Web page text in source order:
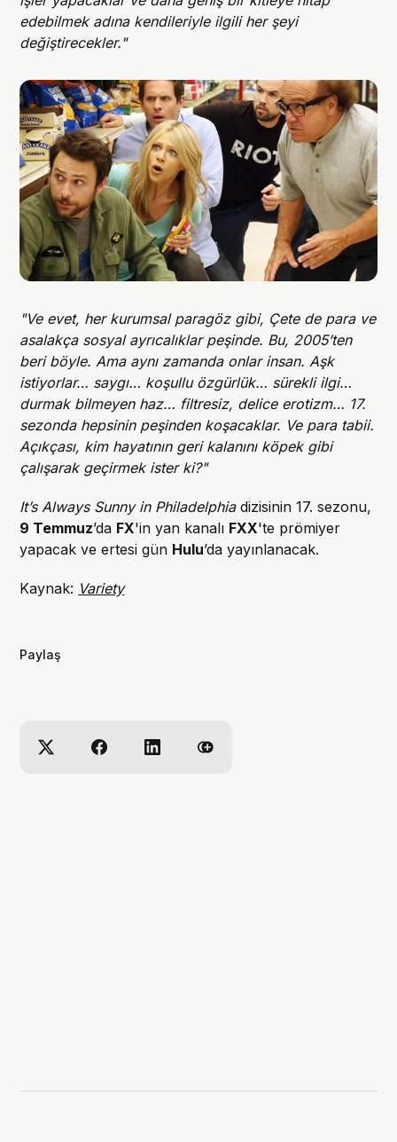
edebilmek adına kendileriyle ilgili her şeyi
değiştirecekler."
"Ve evet, her kurumsal paragöz gibi, Çete de para ve
asalakça sosyal ayrıcalıklar peşinde. Bu, 2005’ten
beri böyle. Ama aynı zamanda onlar insan. Aşk
istiyorlar… saygı… koşullu özgürlük… sürekli ilgi…
durmak bilmeyen haz… filtresiz, delice erotizm… 17.
sezonda hepsinin peşinden koşacaklar. Ve para tabii.
Açıkçası, kim hayatının geri kalanını köpek gibi
çalışarak geçirmek ister ki?"
It’s Always Sunny in Philadelphiadizisinin 17. sezonu,
9 Temmuz’da FX'in yan kanalı FXX'te prömiyer
yapacak ve ertesi gün Hulu’da yayınlanacak.
Kaynak: Variety
Paylaş